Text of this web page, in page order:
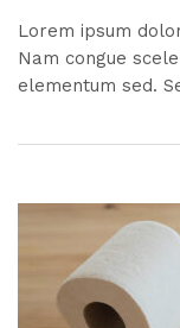
Lorem ipsum
Nam congue
elementum sed.